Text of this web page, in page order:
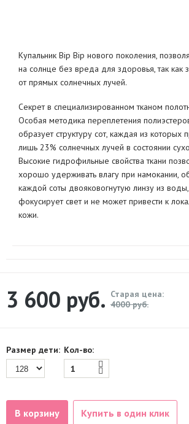
Купальник Bip Bip нового поколения,
на солнце без вреда для здоровья, так как
от прямых солнечных лучей.
Секрет в специализированном тканом
Особая методика переплетения
образует структуру сот, каждая из которых
лишь 23% солнечных лучей в состоянии
Высокие гидрофильные свойства ткани
хорошо удерживать влагу при намокании,
каждой соты двояковогнутую линзу из
фокусирует свет и не может привести к
кожи.
3 600 руб. Старая цена:
4000 руб.
Размер дети: Кол-во:
В корзину Купить в один клик